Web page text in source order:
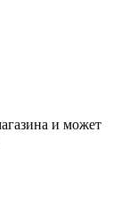
и может